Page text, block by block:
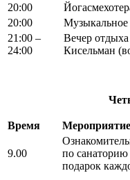
20:00
20:00
Музыкальное
21:00 –
24:00
Вечер
Кисельман
Время Мероприятие
9.00
по
подарок